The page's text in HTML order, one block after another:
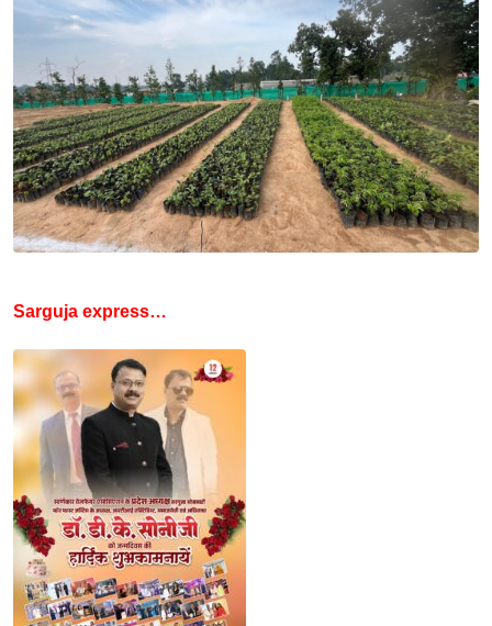
Sarguja express…